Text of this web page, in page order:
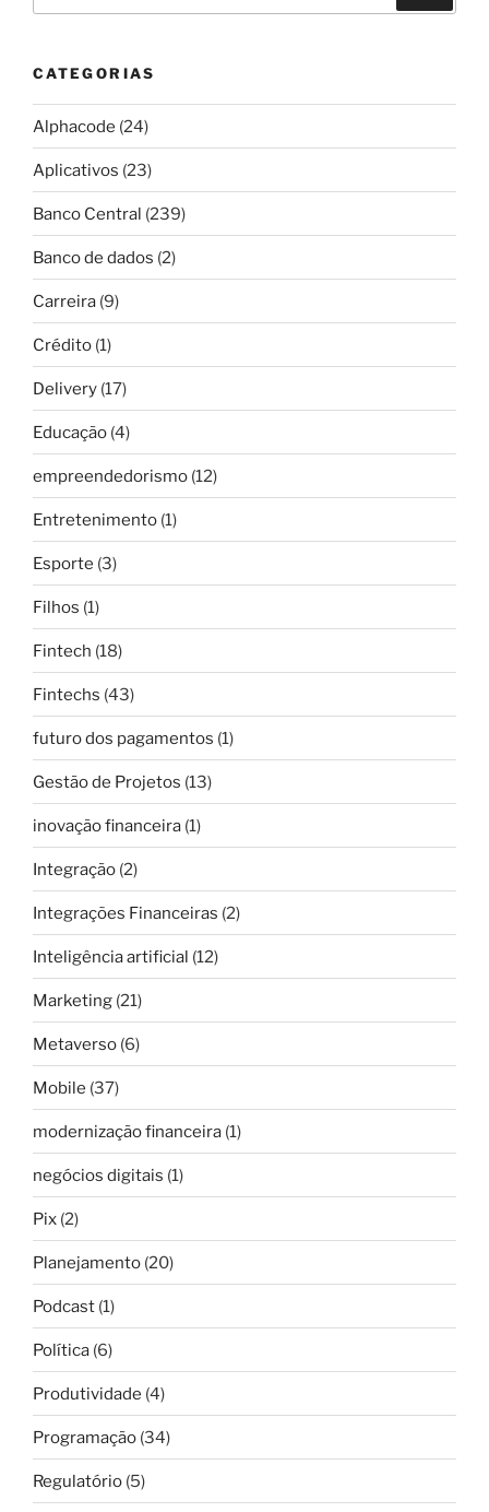
CATEGORIAS
Alphacode (24)
Aplicativos (23)
Banco Central (239)
Banco de dados (2)
Carreira (9)
Crédito (1)
Delivery (17)
Educação (4)
empreendedorismo (12)
Entretenimento (1)
Esporte (3)
Filhos (1)
Fintech (18)
Fintechs (43)
futuro dos pagamentos (1)
Gestão de Projetos (13)
inovação financeira (1)
Integração (2)
Integrações Financeiras (2)
Inteligência artificial (12)
Marketing (21)
Metaverso (6)
Mobile (37)
modernização financeira (1)
negócios digitais (1)
Pix (2)
Planejamento (20)
Podcast (1)
Política (6)
Produtividade (4)
Programação (34)
Regulatório (5)